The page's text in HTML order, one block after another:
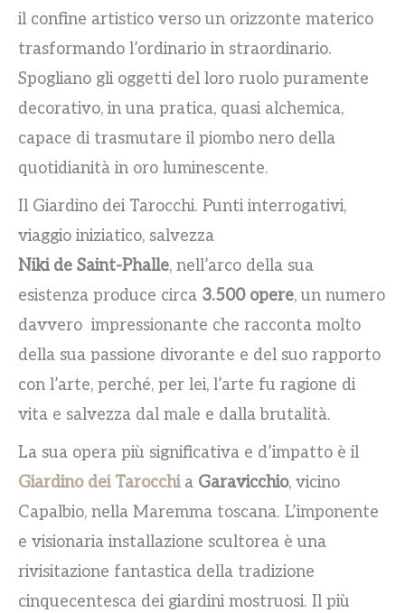
il confine artistico verso un orizzonte materico
trasformando l’ordinario in straordinario.
Spogliano gli oggetti del loro ruolo puramente
decorativo, in una pratica, quasi alchemica,
capace di trasmutare il piombo nero della
quotidianità in oro luminescente.
Il Giardino dei Tarocchi. Punti interrogativi,
viaggio iniziatico, salvezza
Niki de Saint-Phalle, nell’arco della sua
esistenza produce circa 3.500 opere, un numero
davvero impressionante che racconta molto
della sua passione divorante e del suo rapporto
con l’arte, perché, per lei, l’arte fu ragione di
vita e salvezza dal male e dalla brutalità.
La sua opera più significativa e d’impatto è il
Giardino dei Tarocchia Garavicchio, vicino
Capalbio, nella Maremma toscana. L’imponente
e visionaria installazione scultorea è una
rivisitazione fantastica della tradizione
cinquecentesca dei giardini mostruosi. Il più